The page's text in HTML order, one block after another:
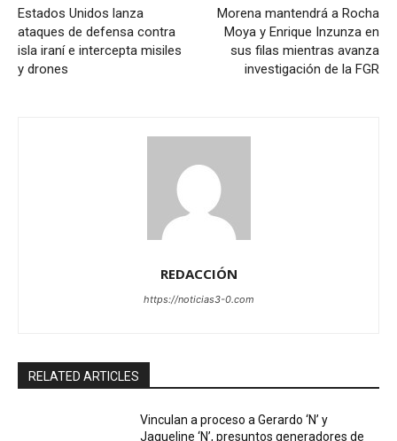
Estados Unidos lanza
ataques de defensa contra
isla iraní e intercepta misiles
y drones
Morena mantendrá a Rocha
Moya y Enrique Inzunza en
sus filas mientras avanza
investigación de la FGR
REDACCIÓN
https://noticias3-0.com
RELATED ARTICLES
Vinculan a proceso a Gerardo ‘N’ y
Jaqueline ‘N’, presuntos generadores de